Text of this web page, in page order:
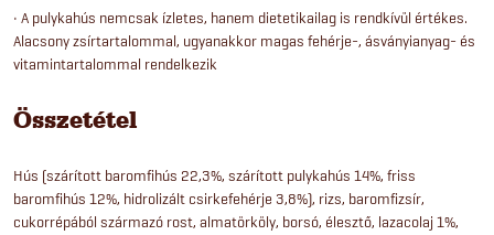
• A pulykahús nemcsak ízletes, hanem dietetikailag is rendkívül értékes.
Alacsony zsírtartalommal, ugyanakkor magas fehérje-, ásványianyag- és
vitamintartalommal rendelkezik
Összetétel
Hús (szárított baromfihús 22,3%, szárított pulykahús 14%, friss
baromfihús 12%, hidrolizált csirkefehérje 3,8%), rizs, baromfizsír,
cukorrépából származó rost, almatörköly, borsó, élesztő, lazacolaj 1%,